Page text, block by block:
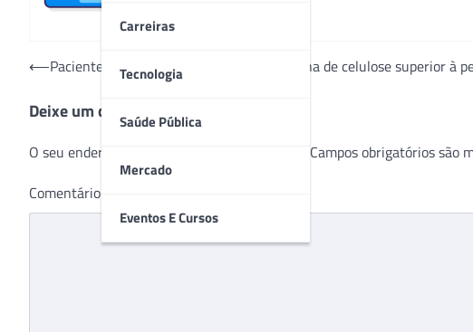
Carreiras
Tecnologia
Saúde Pública
Mercado
Eventos E Cursos
Navegação
Post
⟵Paciente cura ferida crônica com membrana de celulose superior à
Deixe um comentário
O seu endereço de e-mail não será publicado. Campos obrigatórios são
Comentário